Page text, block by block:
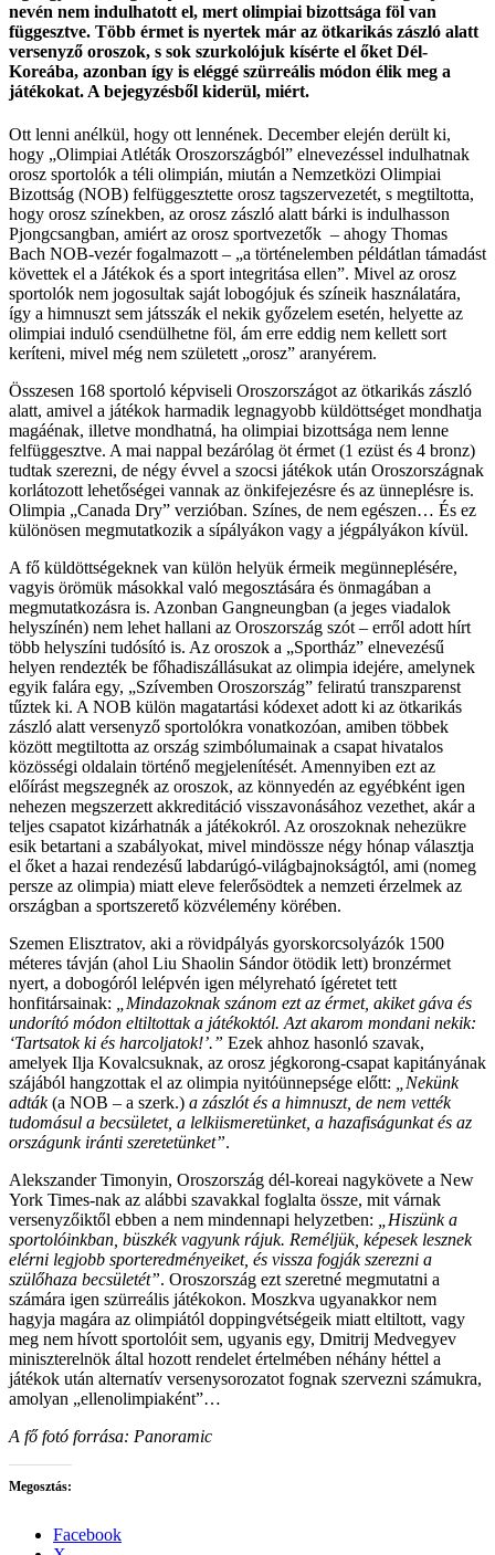
nevén nem indulhatott el, mert olimpiai bizottsága föl van
függesztve. Több érmet is nyertek már az ötkarikás zászló alatt
versenyző oroszok, s sok szurkolójuk kísérte el őket Dél-
Koreába, azonban így is eléggé szürreális módon élik meg a
játékokat. A bejegyzésből kiderül, miért.
Ott lenni anélkül, hogy ott lennének. December elején derült ki,
hogy „Olimpiai Atléták Oroszországból” elnevezéssel indulhatnak
orosz sportolók a téli olimpián, miután a Nemzetközi Olimpiai
Bizottság (NOB) felfüggesztette orosz tagszervezetét, s megtiltotta,
hogy orosz színekben, az orosz zászló alatt bárki is indulhasson
Pjongcsangban, amiért az orosz sportvezetők – ahogy Thomas
Bach NOB-vezér fogalmazott – „a történelemben példátlan támadást
követtek el a Játékok és a sport integritása ellen”. Mivel az orosz
sportolók nem jogosultak saját lobogójuk és színeik használatára,
így a himnuszt sem játsszák el nekik győzelem esetén, helyette az
olimpiai induló csendülhetne föl, ám erre eddig nem kellett sort
keríteni, mivel még nem született „orosz” aranyérem.
Összesen 168 sportoló képviseli Oroszországot az ötkarikás zászló
alatt, amivel a játékok harmadik legnagyobb küldöttséget mondhatja
magáénak, illetve mondhatná, ha olimpiai bizottsága nem lenne
felfüggesztve. A mai nappal bezárólag öt érmet (1 ezüst és 4 bronz)
tudtak szerezni, de négy évvel a szocsi játékok után Oroszországnak
korlátozott lehetőségei vannak az önkifejezésre és az ünneplésre is.
Olimpia „Canada Dry” verzióban. Színes, de nem egészen… És ez
különösen megmutatkozik a sípályákon vagy a jégpályákon kívül.
A fő küldöttségeknek van külön helyük érmeik megünneplésére,
vagyis örömük másokkal való megosztására és önmagában a
megmutatkozásra is. Azonban Gangneungban (a jeges viadalok
helyszínén) nem lehet hallani az Oroszország szót – erről adott hírt
több helyszíni tudósító is. Az oroszok a „Sportház” elnevezésű
helyen rendezték be főhadiszállásukat az olimpia idejére, amelynek
egyik falára egy, „Szívemben Oroszország” feliratú transzparenst
tűztek ki. A NOB külön magatartási kódexet adott ki az ötkarikás
zászló alatt versenyző sportolókra vonatkozóan, amiben többek
között megtiltotta az ország szimbólumainak a csapat hivatalos
közösségi oldalain történő megjelenítését. Amennyiben ezt az
előírást megszegnék az oroszok, az könnyedén az egyébként igen
nehezen megszerzett akkreditáció visszavonásához vezethet, akár a
teljes csapatot kizárhatnák a játékokról. Az oroszoknak nehezükre
esik betartani a szabályokat, mivel mindössze négy hónap választja
el őket a hazai rendezésű labdarúgó-világbajnokságtól, ami (nomeg
persze az olimpia) miatt eleve felerősödtek a nemzeti érzelmek az
országban a sportszerető közvélemény körében.
Szemen Elisztratov, aki a rövidpályás gyorskorcsolyázók 1500
méteres távján (ahol Liu Shaolin Sándor ötödik lett) bronzérmet
nyert, a dobogóról lelépvén igen mélyreható ígéretet tett
honfitársainak:
„Mindazoknak szánom ezt az érmet, akiket gáva és
undorító módon eltiltottak a játékoktól. Azt akarom mondani nekik:
‘Tartsatok ki és harcoljatok!’.” Ezek ahhoz hasonló szavak,
amelyek Ilja Kovalcsuknak, az orosz jégkorong-csapat kapitányának
szájából hangzottak el az olimpia nyitóünnepsége előtt:
„Nekünk
adták(a NOB – a szerk.) a zászlót és a himnuszt, de nem vették
tudomásul a becsületet, a lelkiismeretünket, a hazafiságunkat és az
országunk iránti szeretetünket”.
Alekszander Timonyin, Oroszország dél-koreai nagykövete a New
York Times-nak az alábbi szavakkal foglalta össze, mit várnak
versenyzőiktől ebben a nem mindennapi helyzetben:
„Hiszünk a
sportolóinkban, büszkék vagyunk rájuk. Reméljük, képesek lesznek
elérni legjobb sporteredményeiket, és vissza fogják szerezni a
szülőhaza becsületét”. Oroszország ezt szeretné megmutatni a
számára igen szürreális játékokon. Moszkva ugyanakkor nem
hagyja magára az olimpiától doppingvétségeik miatt eltiltott, vagy
meg nem hívott sportolóit sem, ugyanis egy, Dmitrij Medvegyev
miniszterelnök által hozott rendelet értelmében néhány héttel a
játékok után alternatív versenysorozatot fognak szervezni számukra,
amolyan „ellenolimpiaként”…
A fő fotó forrása: Panoramic
Megosztás:
Facebook